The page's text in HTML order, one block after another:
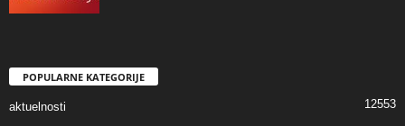
POPULARNE KATEGORIJE
aktuelnosti
12553